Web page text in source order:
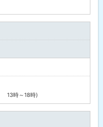
13時～18時)